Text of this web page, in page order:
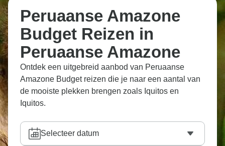
Peruaanse Amazone
Budget Reizen in
Peruaanse Amazone
Ontdek een uitgebreid aanbod van Peruaanse
Amazone Budget reizen die je naar een aantal van
de mooiste plekken brengen zoals Iquitos en
Iquitos.
Selecteer datum